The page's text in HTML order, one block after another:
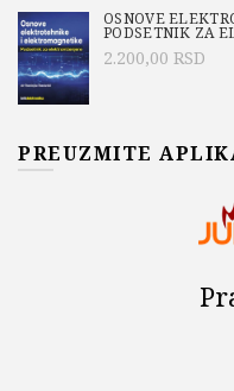
OSNOVE
PODSETNIK ZA
2.200,00 RSD
PREUZMITE